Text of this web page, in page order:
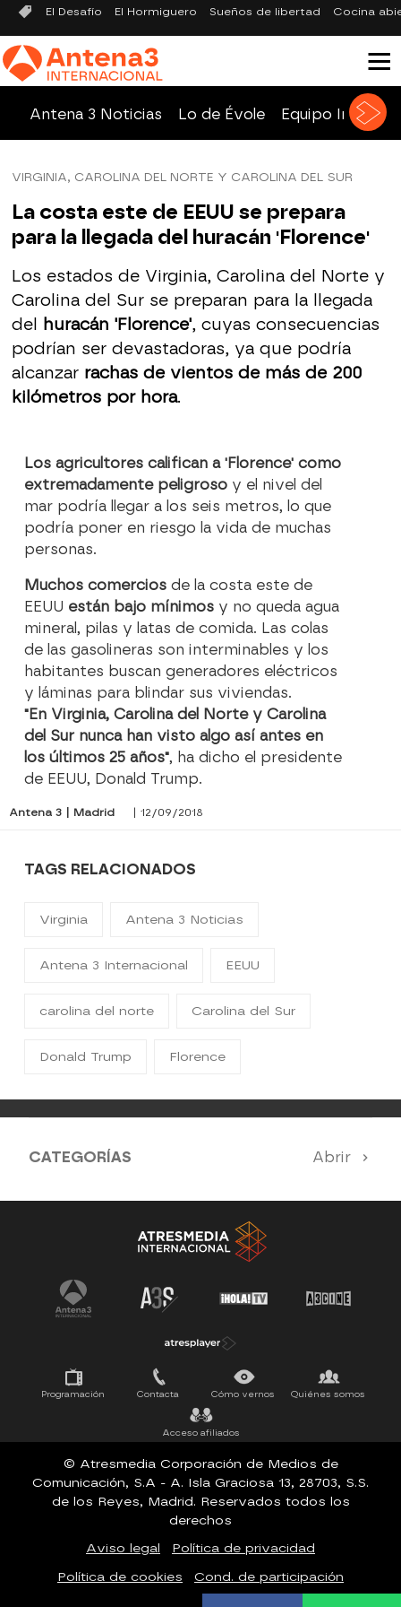
El Desafío El Hormiguero Sueños de libertad Cocina
Antena 3 Noticias Lo de Évole Equipo
VIRGINIA, CAROLINA DEL NORTE Y CAROLINA DEL SUR
La costa este de EEUU se prepara
para la llegada del huracán 'Florence'
Los estados de Virginia, Carolina del Norte y
Carolina del Sur se preparan para la llegada
del huracán 'Florence', cuyas consecuencias
podrían ser devastadoras, ya que podría
alcanzarrachas de vientos de más de 200
kilómetros por hora.
Los agricultores califican a 'Florence' como
extremadamente peligroso y el nivel del
mar podría llegar a los seis metros, lo que
podría poner en riesgo la vida de muchas
personas.
Muchos comerciosde la costa este de
EEUU están bajo mínimos y no queda agua
mineral, pilas y latas de comida. Las colas
de las gasolineras son interminables y los
habitantes buscan generadores eléctricos
y láminas para blindar sus viviendas.
"En Virginia, Carolina del Norte y Carolina
del Sur nunca han visto algo así antes en
los últimos 25 años", ha dicho el presidente
de EEUU, Donald Trump.
Antena 3 | Madrid | 12/09/2018
TAGS RELACIONADOS
Virginia Antena 3 Noticias
Antena 3 Internacional EEUU
carolina del norte Carolina del Sur
Donald Trump Florence
CATEGORÍAS Abrir
Antena 3 Noticias El Hormiguero
Tu cara me suena Pasapalabra
Programación Contacta Cómo vernos Quiénes somos
Acceso afiliados
© Atresmedia Corporación de Medios de
Comunicación, S.A - A. Isla Graciosa 13, 28703, S.S.
de los Reyes, Madrid. Reservados todos los
derechos
Aviso legal
Política de privacidad
Política de cookies
Cond. de participación